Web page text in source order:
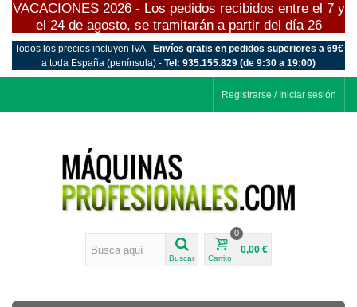
VACACIONES 2026 - Los pedidos recibidos entre el 7 y
el 24 de agosto, se tramitarán a partir del día 26
Todos los precios incluyen IVA - Envíos gratis en pedidos superiores a 69€
a toda España (península) - Tel: 935.155.829 (de 9:30 a 19:00)
Registrarse / Iniciar sesión
Buscar Carrito:
0
0,00 €